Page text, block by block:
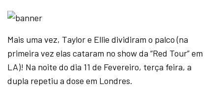
Mais uma vez, Taylor e Ellie dividiram o palco (na
primeira vez elas cataram no show da “Red Tour” em
LA)! Na noite do dia 11 de Fevereiro, terça feira, a
dupla repetiu a dose em Londres.